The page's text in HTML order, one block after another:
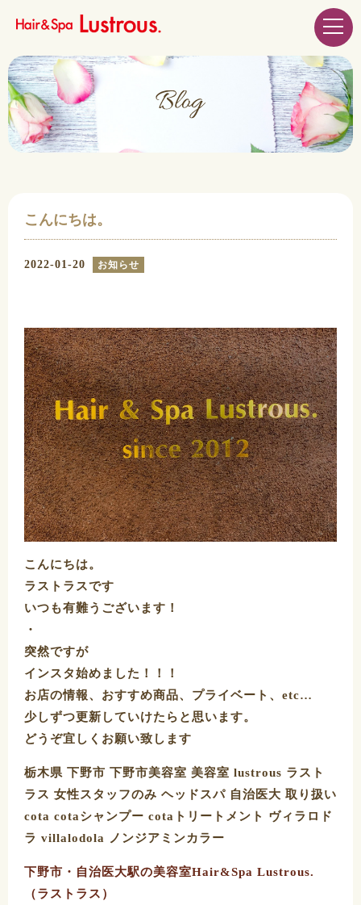
こんにちは。
2022-01-20 お知らせ
こんにちは。
ラストラスです️
いつも有難うございます！
・
突然ですが
インスタ始めました！！！
お店の情報、おすすめ商品、プライベート、etc…
少しずつ更新していけたらと思います。
どうぞ宜しくお願い致します
栃木県 下野市 下野市美容室 美容室 lustrous ラスト
ラス 女性スタッフのみ ヘッドスパ 自治医大 取り扱い
cota cotaシャンプー cotaトリートメント ヴィラロド
ラ villalodola ノンジアミンカラー
下野市・自治医大駅の美容室Hair&Spa Lustrous.
（ラストラス）